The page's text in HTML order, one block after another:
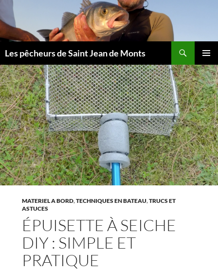
au
contenu
Les pêcheurs de Saint Jean de Monts
MENU
MATERIEL A BORD,TECHNIQUES EN BATEAU,TRUCS ET
ASTUCES
ÉPUISETTE À SEICHE
DIY : SIMPLE ET
PRATIQUE